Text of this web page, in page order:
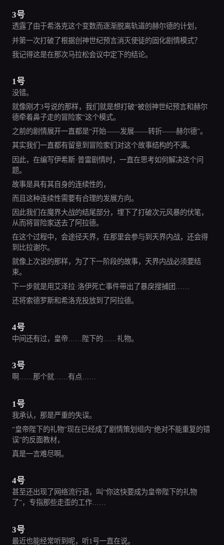
3号
透露了由于希洛克这个变数而逐渐脱离轨道的赫尔德的计划，
并第一次打破了根据创神世纪预言消灭使徒的固化剧情模式？
我记得这是在那次马拉松会议中定下的结论。
1号
没错。
就像刚才3号说的那样，我们就是想打破“被创神世纪预言和赫尔
德牵着鼻子走的冒险家”这个模式。
之前的剧情展开一直都是“开始——发展——转折——赫尔德”。
其实我们一直都有留意到冒险家们对这个故事结构的不满。
因此，在编写伊希斯·普雷剧情时，一直在思考如何解决这个问
题。
故事是具有其自身的连续性的，
而且这种连续性需要有合理的发展方向。
因此我们在魔界大战的结尾部分，埋下了打破次元风暴的伏笔，
从而将冒险家送去了阿拉德。
在这个过程中，会途径天界，在那里会参与到天界内战，还会得
到比拉谢尔。
就像上次说的那样，为了下一阶段的故事，天界内战必须要结
束。
下一步就是用艾泽拉·洛伊死亡事件带出了暴戾搜捕团……
还将索德罗斯和希洛克投放到了阿拉德。
4号
中间还有过，皇帝……陛下的……礼物。
3号
啊……那个就……有点……
1号
我承认，那是严重的失误。
“皇帝陛下的礼物”现在已经成了剧情策划组内“绝对不能重复的错
误”的反面教材，
真是一言难尽啊。
4号
甚至还出现了网络流行语，叫“你这快要成为皇帝陛下的礼物
了”，专指那些走歪的工作……
3号
最近也能经常听到呢，听1号一直在说。